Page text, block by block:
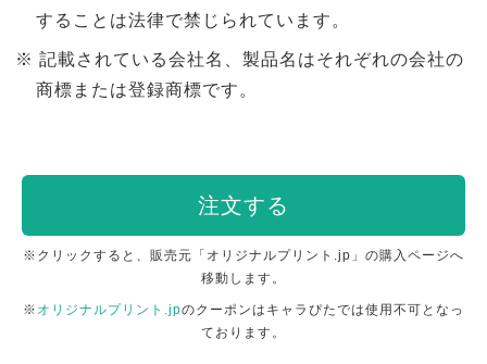
することは法律で禁じられています。
記載されている会社名、製品名はそれぞれの会社の
商標または登録商標です。
注文する
※クリックすると、販売元「オリジナルプリント.jp」の購入ページへ
移動します。
※ オリジナルプリント.jpのクーポンはキャラぴたでは使用不可となっ
ております。